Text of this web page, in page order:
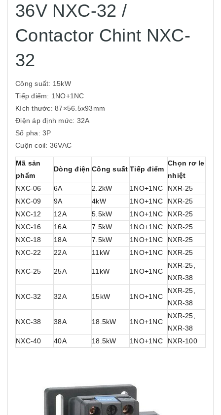
36V NXC-32 /
Contactor Chint NXC-
32
Công suất: 15kW
Tiếp điểm: 1NO+1NC
Kích thước: 87×56.5x93mm
Điện áp định mức: 32A
Số pha: 3P
Cuộn coil: 36VAC
Mã sản
phẩm
Dòng điện Công suất Tiếp điểm
Chọn rơ le
nhiệt
NXC-06
6A 2.2kW 1NO+1NC
NXR-25
NXC-09
9A 4kW 1NO+1NC
NXR-25
NXC-12
12A 5.5kW 1NO+1NC
NXR-25
NXC-16
16A 7.5kW 1NO+1NC
NXR-25
NXC-18
18A 7.5kW 1NO+1NC
NXR-25
NXC-22
22A 11kW 1NO+1NC NXR-25
NXC-25 25A 11kW 1NO+1NC
NXR-25,
NXR-38
NXC-32 32A 15kW 1NO+1NC
NXR-25,
NXR-38
NXC-38 38A 18.5kW 1NO+1NC
NXR-25,
NXR-38
NXC-40
40A 18.5kW 1NO+1NC NXR-100